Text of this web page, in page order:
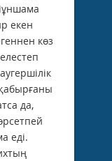
екен
көз
да,
еді.